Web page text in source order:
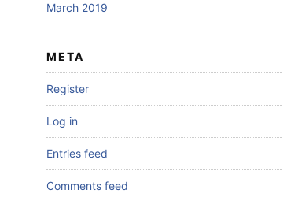
March 2019
META
Register
Log in
Entries feed
Comments feed